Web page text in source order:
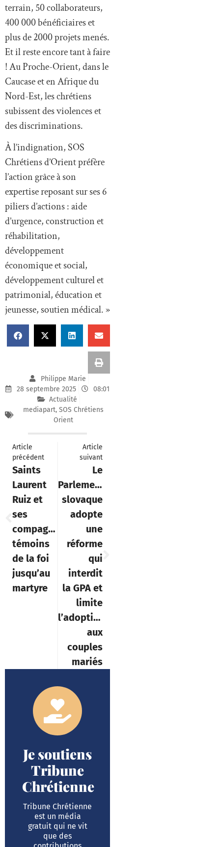
terrain, 50 collaborateurs,
400 000 bénéficiaires et
plus de 2000 projets menés.
Et il reste encore tant à faire
! Au Proche-Orient, dans le
Caucase et en Afrique du
Nord-Est, les chrétiens
subissent des violences et
des discriminations.
À l’indignation, SOS
Chrétiens d’Orient préfère
l’action grâce à son
expertise reposant sur ses 6
piliers d’actions : aide
d’urgence, construction et
réhabilitation,
développement
économique et social,
développement culturel et
patrimonial, éducation et
jeunesse, soutien médical. »
Philippe Marie
28 septembre 2025
08:01
Actualité
mediapart, SOS Chrétiens
Orient
Article
précédent
Saints
Laurent
Ruiz et
ses
compagnons,
témoins
de la foi
jusqu’au
martyre
Article
suivant
Le
Parlement
slovaque
adopte
une
réforme
qui
interdit
la GPA et
limite
l’adoption
aux
couples
mariés
Je soutiens
Tribune
Chrétienne
Tribune Chrétienne
est un média
gratuit qui ne vit
que des